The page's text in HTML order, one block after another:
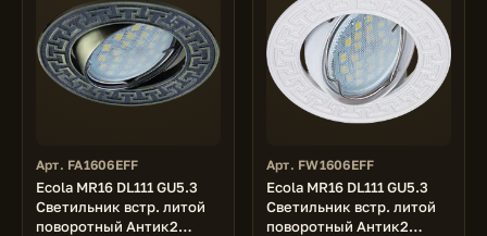
Арт. FA1606EFF
Ecola MR16 DL111 GU5.3
Светильник встр. литой
поворотный Антик2
Арт. FW1606EFF
Ecola MR16 DL111 GU5.3
Светильник встр. литой
поворотный Антик2